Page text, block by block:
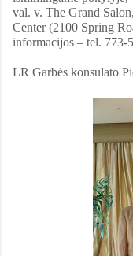
val. v. The Grand
Center (2100 Spring
informacijos – tel. 773-
LR Garbės konsulato